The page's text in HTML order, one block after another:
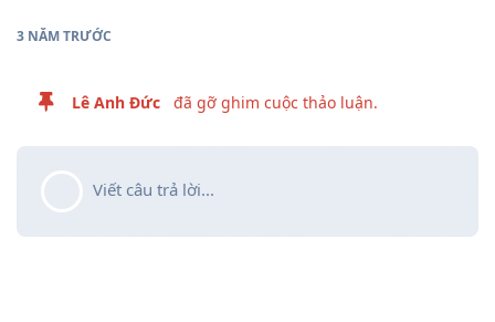
3 NĂMTRƯỚC
Lê Anh Đức đã gỡ ghim cuộc thảo luận.
Viết câu trả lời...